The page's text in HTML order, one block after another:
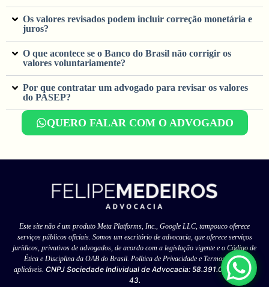
Os valores revisados podem incluir correção monetária e
juros?
O que acontece se o Banco do Brasil não corrigir os
valores voluntariamente?
Por que contratar um advogado para revisar os valores
do PASEP?
QUERO FALAR COM O ADVOGADO
Este site não é um produto Meta Platforms, Inc., Google LLC, tampouco oferece
serviços públicos oficiais. Somos um escritório de advocacia, que oferece serviços
jurídicos, privativos de advogados, de acordo com a legislação vigente e o Código de
Ética e Disciplina da OAB do Brasil. Política de Privacidade e Termos de uso
aplicáveis. CNPJ Sociedade Individual de Advocacia: 58.391.025/0001-
43.